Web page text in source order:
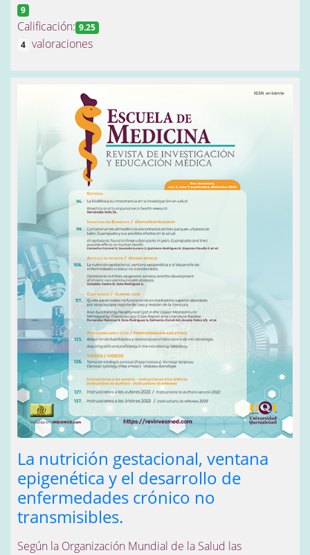
9
Calificación: 9.25
4 valoraciones
La nutrición gestacional, ventana
epigenética y el desarrollo de
enfermedades crónico no
transmisibles.
Según la Organización Mundial de la Salud las